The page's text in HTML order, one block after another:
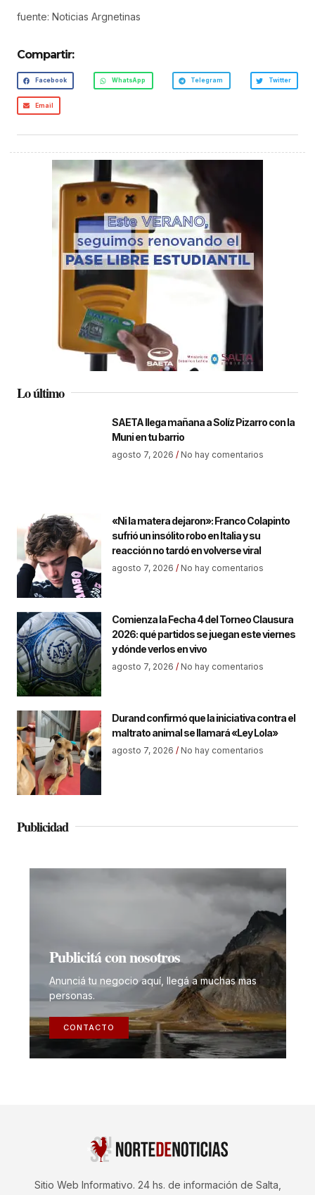
fuente: Noticias Argnetinas
Compartir:
Facebook WhatsApp Telegram Twitter
Email
Lo último
SAETA llega mañana a Solíz Pizarro con la
Muni en tu barrio
agosto 7, 2026 No hay comentarios
«Ni la matera dejaron»: Franco Colapinto
sufrió un insólito robo en Italia y su
reacción no tardó en volverse viral
agosto 7, 2026 No hay comentarios
Comienza la Fecha 4 del Torneo Clausura
2026: qué partidos se juegan este viernes
y dónde verlos en vivo
agosto 7, 2026 No hay comentarios
Durand confirmó que la iniciativa contra el
maltrato animal se llamará «Ley Lola»
agosto 7, 2026 No hay comentarios
Publicidad
Publicitá con nosotros
Anunciá tu negocio aquí, llegá a muchas mas
personas.
CONTACTO
Sitio Web Informativo. 24 hs. de información de Salta,